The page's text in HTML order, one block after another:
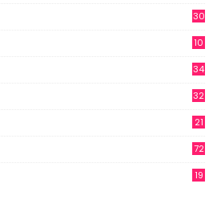
30
10
34
32
21
72
19